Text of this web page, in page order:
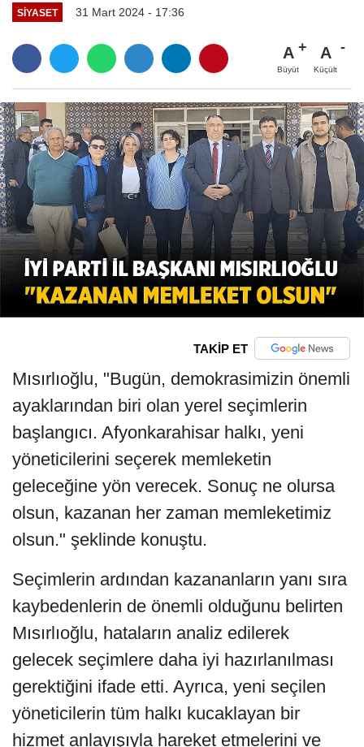
SIYASET 31 Mart 2024 - 17:36
A
Büyüt
A
Küçült
TAKİP ET
Mısırlıoğlu, "Bugün, demokrasimizin önemli
ayaklarından biri olan yerel seçimlerin
başlangıcı. Afyonkarahisar halkı, yeni
yöneticilerini seçerek memleketin
geleceğine yön verecek. Sonuç ne olursa
olsun, kazanan her zaman memleketimiz
olsun." şeklinde konuştu.
Seçimlerin ardından kazananların yanı sıra
kaybedenlerin de önemli olduğunu belirten
Mısırlıoğlu, hataların analiz edilerek
gelecek seçimlere daha iyi hazırlanılması
gerektiğini ifade etti. Ayrıca, yeni seçilen
yöneticilerin tüm halkı kucaklayan bir
hizmet anlayışıyla hareket etmelerini ve